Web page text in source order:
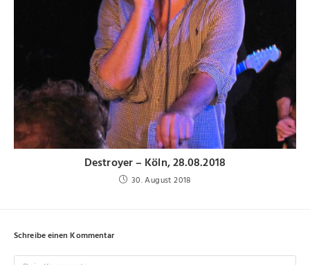
Destroyer – Köln, 28.08.2018
30. August 2018
Schreibe einen Kommentar